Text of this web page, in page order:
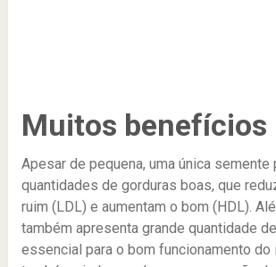
Muitos benefícios
Apesar de pequena, uma única
quantidades de gorduras boas, que
ruim (LDL) e aumentam o bom (HDL).
também apresenta grande quantidade
essencial para o bom funcionamento do